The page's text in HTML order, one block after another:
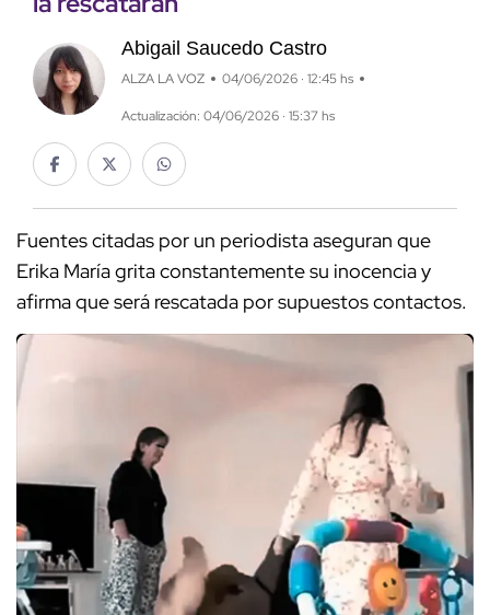
Abigail Saucedo Castro
ALZA LA VOZ 04/06/2026 · 12:45 hs
Actualización: 04/06/2026 · 15:37 hs
Fuentes citadas por un periodista aseguran que
Erika María grita constantemente su inocencia y
afirma que será rescatada por supuestos contactos.